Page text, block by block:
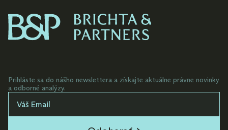
Zastupuje slovenských a zahraničných
klientov pri reštitúciách veľkých
Poskytuje právne poradenstvo pri predaji,
kúpe a nájme nehnuteľností, ako aj
komplexný servis súvisiaci s týmito
Prihláste sa do nášho newslettera a získajte aktuálne právne novinky
a odborné analýzy.